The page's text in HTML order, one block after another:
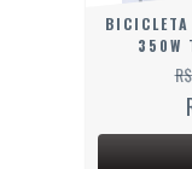
350W